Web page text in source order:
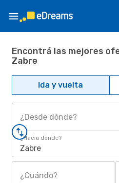
Encontrá las mejores
Zabre
Ida y vuelta
¿Desde dónde?
¿Hacia dónde?
Zabre
¿Cuándo?